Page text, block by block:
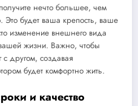
нечто большее, чем
Это будет ваша крепость, ваше
изменение внешнего вида
жизни. Важно, чтобы
другом, создавая
будет комфортно жить.
и качество